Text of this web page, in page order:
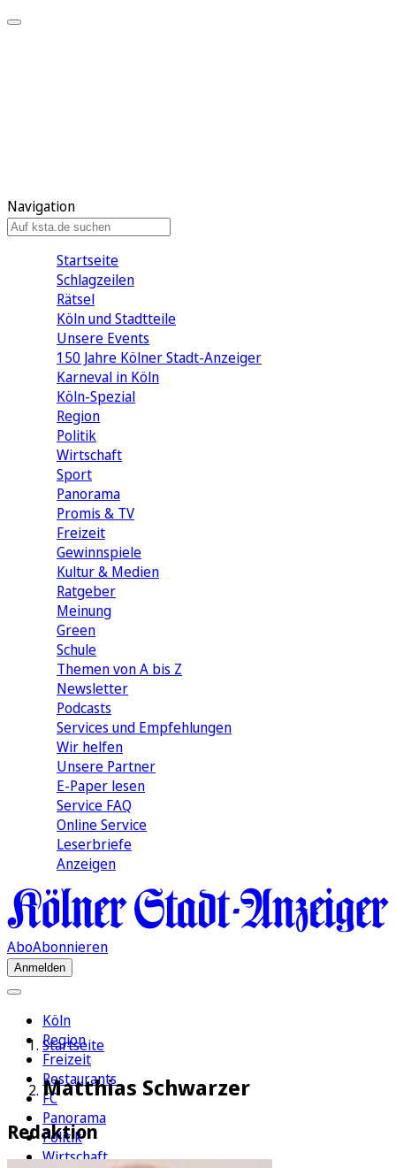
Navigation
Startseite
Schlagzeilen
Rätsel
Köln und Stadtteile
Unsere Events
150 Jahre Kölner Stadt-Anzeiger
Karneval in Köln
Köln-Spezial
Region
Politik
Wirtschaft
Sport
Panorama
Promis & TV
Freizeit
Gewinnspiele
Kultur & Medien
Ratgeber
Meinung
Green
Schule
Themen von A bis Z
Newsletter
Podcasts
Services und Empfehlungen
Wir helfen
Unsere Partner
E-Paper lesen
Service FAQ
Online Service
Leserbriefe
Anzeigen
AboAbonnieren
Anmelden
Köln
Region
Freizeit
Restaurants
FC
Panorama
Politik
Wirtschaft
Startseite
Matthias Schwarzer
Redaktion